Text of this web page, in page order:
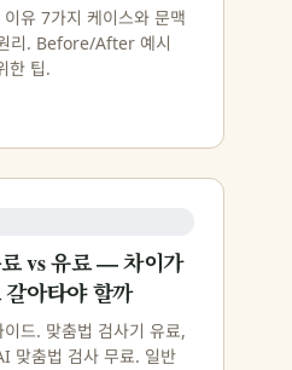
유 7가지 케이스와 문맥
리. Before/After 예시
한 팁.
vs 유료 — 차이가
아타야 할까
드. 맞춤법 검사기 유료,
맞춤법 검사 무료. 일반